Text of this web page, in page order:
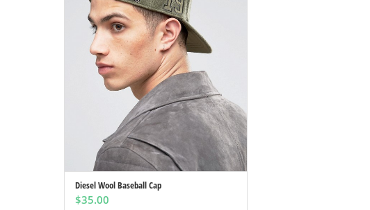
IN DEN WARENKORB
Diesel Wool Baseball Cap
$35.00